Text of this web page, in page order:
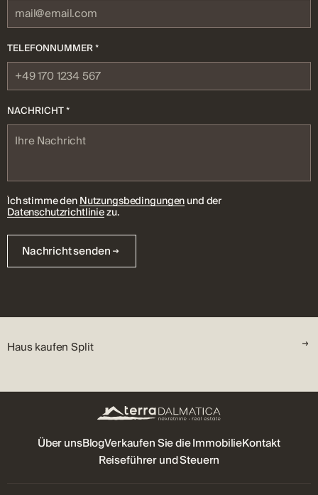
Haus kaufen Split
TELEFONNUMMER *
NACHRICHT *
Ich stimme denNutzungsbedingungenund der
Datenschutzrichtliniezu.
Nachricht senden
Über unsBlogVerkaufen Sie die ImmobilieKontakt
Reiseführer und Steuern